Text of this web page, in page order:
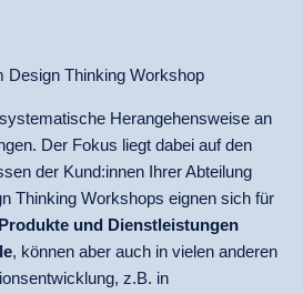
Herangehensweise an
Der Fokus liegt dabei auf den
der Kund:innen Ihrer Abteilung
Thinking Workshops eignen sich für
und Dienstleistungen
, können aber auch in vielen anderen
z.B. in